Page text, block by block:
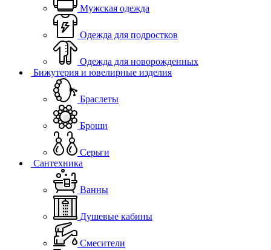
Мужская одежда
Одежда для подростков
Одежда для новорожденных
Бижутерия и ювелирные изделия
Браслеты
Броши
Серьги
Сантехника
Ванны
Душевые кабины
Смесители